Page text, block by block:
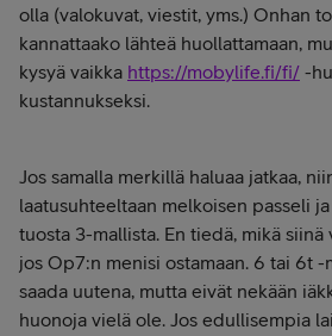
olla (valokuvat, viestit, yms.) Onhan
kannattaako lähteä huollattamaan,
kysyä vaikka https://mobylife.fi/fi/ -
kustannukseksi.
Jos samalla merkillä haluaa jatkaa,
laatusuhteeltaan melkoisen passeli
tuosta 3-mallista. En tiedä, mikä siinä
jos Op7:n menisi ostamaan. 6 tai 6t
saada uutena, mutta eivät nekään
huonoja vielä ole. Jos edullisempia